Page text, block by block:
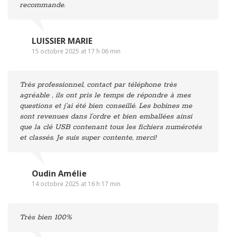
recommande.
LUISSIER MARIE
15 octobre 2025 at 17 h 06 min
Très professionnel, contact par téléphone très
agréable , ils ont pris le temps de répondre à mes
questions et j’ai été bien conseillé. Les bobines me
sont revenues dans l’ordre et bien emballées ainsi
que la clé USB contenant tous les fichiers numérotés
et classés. Je suis super contente, merci!
Oudin Amélie
14 octobre 2025 at 16 h 17 min
Très bien 100%